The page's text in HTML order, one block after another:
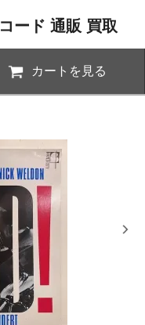
ード 通販 買取
カートを見る